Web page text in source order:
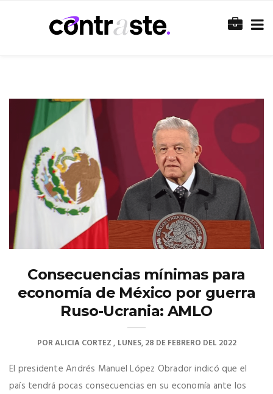
Consecuencias mínimas para
economía de México por guerra
Ruso-Ucrania: AMLO
PORALICIA CORTEZ LUNES, 28 DE FEBRERO DEL 2022
El presidente Andrés Manuel López Obrador indicó que el
país tendrá pocas consecuencias en su economía ante los